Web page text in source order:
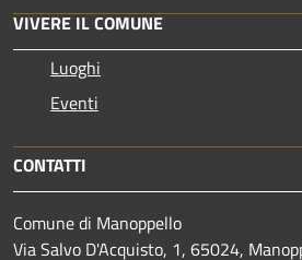
VIVERE IL COMUNE
Luoghi
Eventi
CONTATTI
Comune di Manoppello
Via Salvo D'Acquisto, 1, 65024,